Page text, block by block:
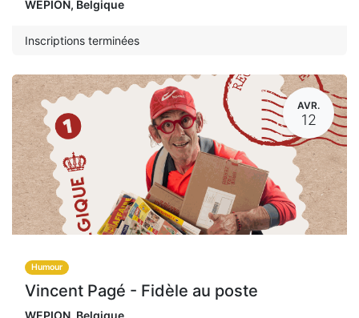
WEPION, Belgique
Inscriptions terminées
AVR.
12
Humour
Vincent Pagé - Fidèle au poste
WEPION Belgique